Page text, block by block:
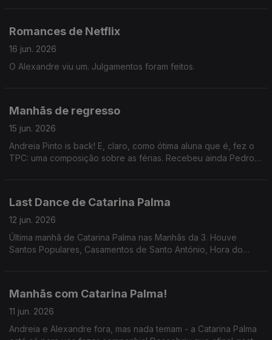
Romances de Netflix
16 jun. 2026
O Alexandre viu um. Julgamentos foram feitos.
Manhãs de regresso
15 jun. 2026
Andreia Pinto is back! E, claro, como ótima aluna que é, fez o
TPC: uma composição sobre as férias. Recebeu ainda Pedro
Last Dance de Catarina Palma
12 jun. 2026
Última manhã de Catarina Palma nas Manhãs da 3. Houve
Santos Populares, Casamentos de Santo António, Hora do
Manhãs com Catarina Palma!
11 jun. 2026
Andreia e Alexandre fora, mas nada temam - a Catarina Palma